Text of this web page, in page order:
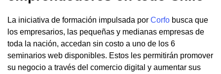
La iniciativa de formación impulsada por Corfo busca que
los empresarios, las pequeñas y medianas empresas de
toda la nación, accedan sin costo a uno de los 6
seminarios web disponibles. Estos les permitirán promover
su negocio a través del comercio digital y aumentar sus